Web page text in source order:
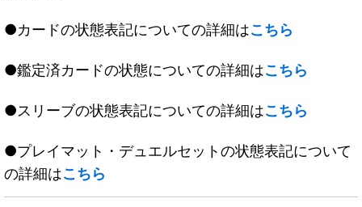
●カードの状態表記についての詳細はこちら
●鑑定済カードの状態についての詳細はこちら
●スリーブの状態表記についての詳細はこちら
●プレイマット・デュエルセットの状態表記について
の詳細はこちら